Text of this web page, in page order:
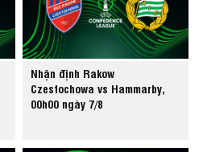
Nhận định Rakow
Czestochowa vs Hammarby,
00h00 ngày 7/8